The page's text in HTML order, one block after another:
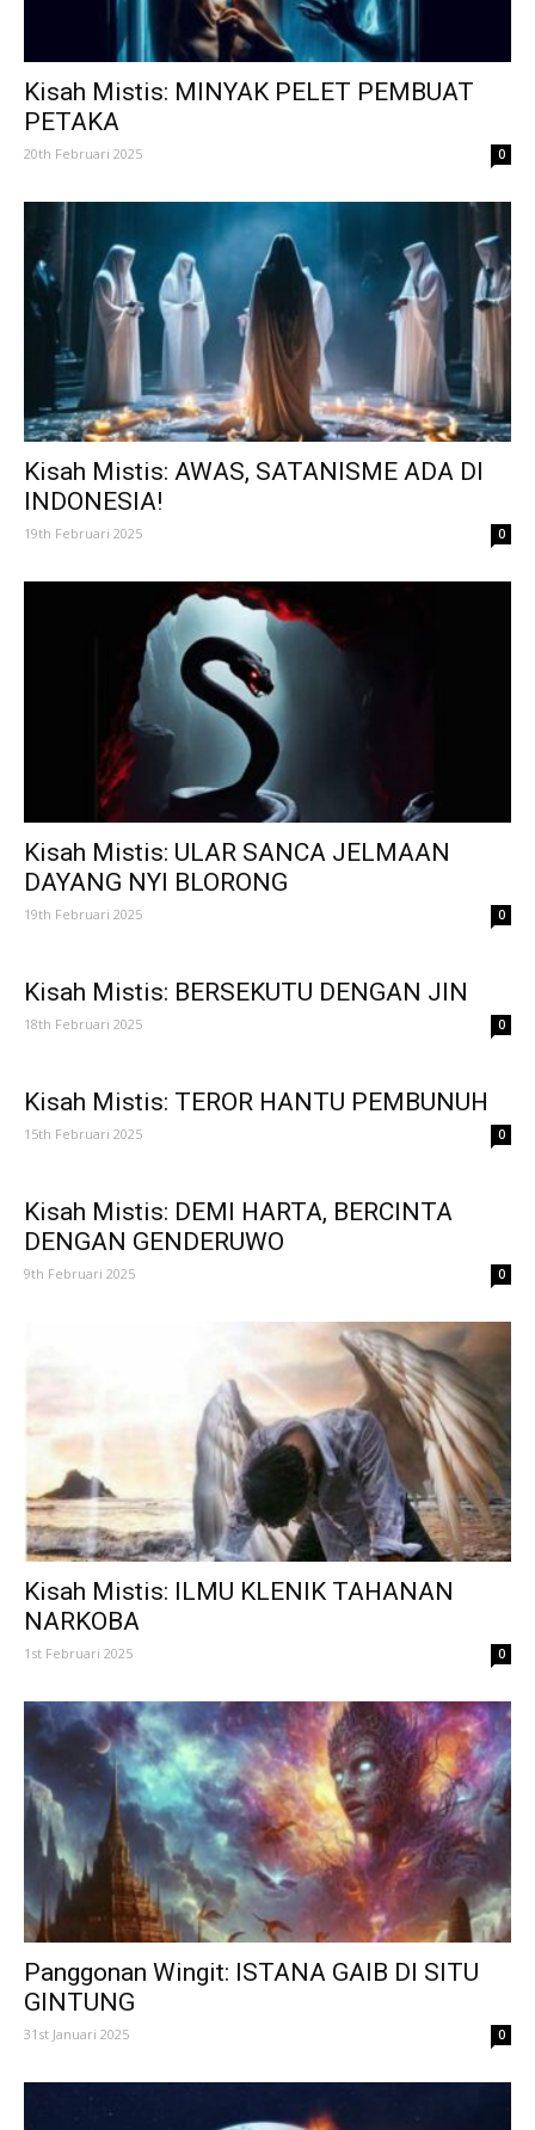
Kisah Mistis: MINYAK PELET PEMBUAT
PETAKA
20th Februari 2025 0
Kisah Mistis: AWAS, SATANISME ADA DI
INDONESIA!
19th Februari 2025 0
Kisah Mistis: ULAR SANCA JELMAAN
DAYANG NYI BLORONG
19th Februari 2025 0
Kisah Mistis: BERSEKUTU DENGAN JIN
18th Februari 2025 0
Kisah Mistis: TEROR HANTU PEMBUNUH
15th Februari 2025 0
Kisah Mistis: DEMI HARTA, BERCINTA
DENGAN GENDERUWO
9th Februari 2025 0
Kisah Mistis: ILMU KLENIK TAHANAN
NARKOBA
1st Februari 2025 0
Panggonan Wingit: ISTANA GAIB DI SITU
GINTUNG
31st Januari 2025 0